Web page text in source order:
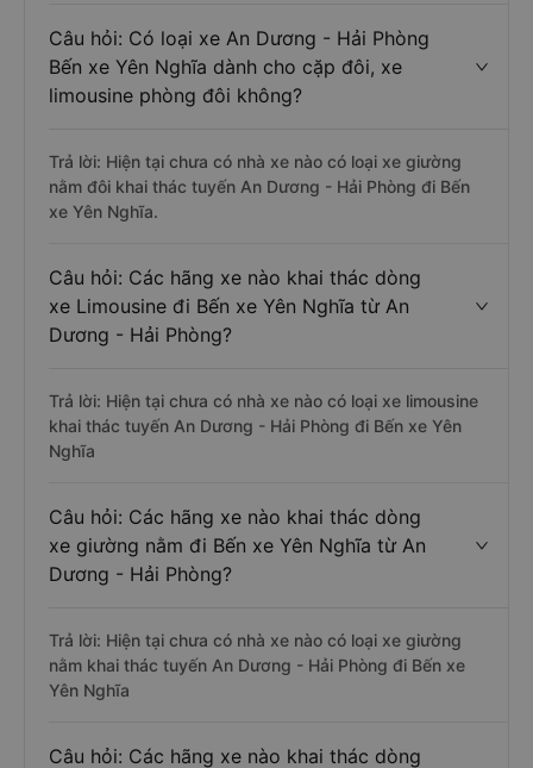
Câu hỏi: Có loại xe An Dương - Hải Phòng
Bến xe Yên Nghĩa dành cho cặp đôi, xe
limousine phòng đôi không?
Trả lời: Hiện tại chưa có nhà xe nào có loại xe giường
nằm đôi khai thác tuyến An Dương - Hải Phòng đi Bến
xe Yên Nghĩa.
Câu hỏi: Các hãng xe nào khai thác dòng
xe Limousine đi Bến xe Yên Nghĩa từ An
Dương - Hải Phòng?
Trả lời: Hiện tại chưa có nhà xe nào có loại xe limousine
khai thác tuyến An Dương - Hải Phòng đi Bến xe Yên
Nghĩa
Câu hỏi: Các hãng xe nào khai thác dòng
xe giường nằm đi Bến xe Yên Nghĩa từ An
Dương - Hải Phòng?
Trả lời: Hiện tại chưa có nhà xe nào có loại xe giường
nằm khai thác tuyến An Dương - Hải Phòng đi Bến xe
Yên Nghĩa
Câu hỏi: Các hãng xe nào khai thác dòng